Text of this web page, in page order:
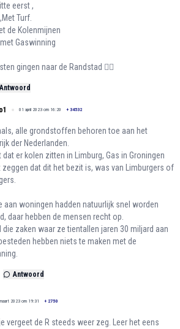
eerst ,
Turf.
de Kolenmijnen
Gaswinning
gingen naar de Randstad 👈🏽
Antwoord
01 april 2023 om 16:20 + 34532
alle grondstoffen behoren toe aan het
der Nederlanden.
dat er kolen zitten in Limburg, Gas in Groningen
zeggen dat dit het bezit is, was van Limburgers of
aan woningen hadden natuurlijk snel worden
daar hebben de mensen recht op.
die zaken waar ze tientallen jaren 30 miljard aan
hebben niets te maken met de
Antwoord
2023 om 19:31 + 2750
vergeet de R steeds weer zeg. Leer het eens